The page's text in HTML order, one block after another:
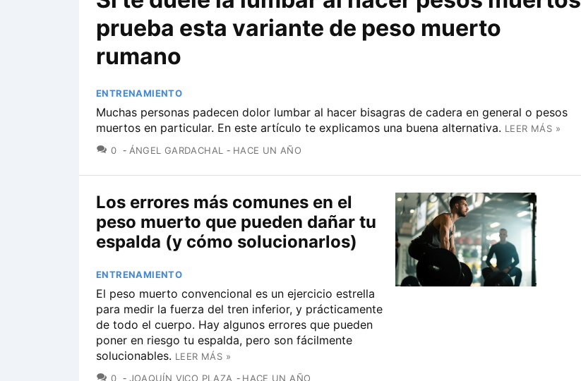
prueba esta variante de peso muerto
rumano
ENTRENAMIENTO
Muchas personas padecen dolor lumbar al hacer bisagras de cadera en general o pesos
muertos en particular. En este artículo te explicamos una buena alternativa. LEER MÁS »
0 COMENTARIOS
ÁNGEL GARDACHAL HACE UN AÑO
Los errores más comunes en el
peso muerto que pueden dañar tu
espalda (y cómo solucionarlos)
ENTRENAMIENTO
El peso muerto convencional es un ejercicio estrella
para medir la fuerza del tren inferior, y prácticamente
de todo el cuerpo. Hay algunos errores que pueden
poner en riesgo tu espalda, pero son fácilmente
solucionables. LEER MÁS »
0 COMENTARIOS
JOAQUÍN VICO PLAZA HACE UN AÑO